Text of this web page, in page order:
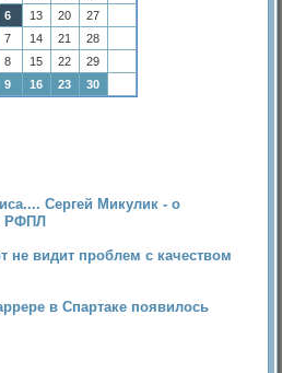
6 13 20
27
7 14 21
28
8 15 22
29
9 16 23 30
Сергей Микулик - о
РФПЛ
не видит проблем с качеством
в Спартаке появилось